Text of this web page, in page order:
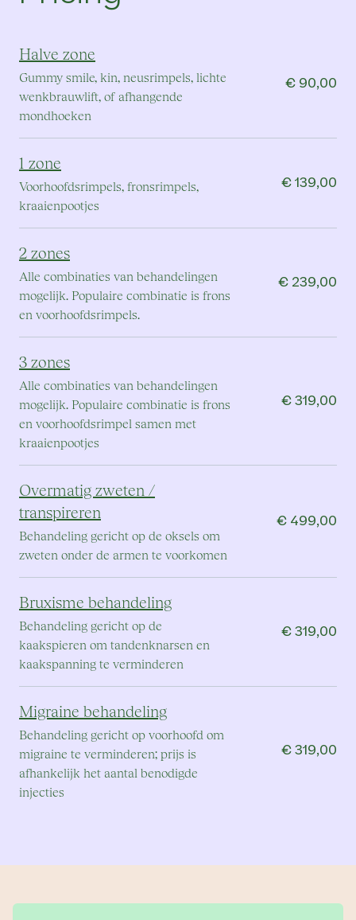
Halve zone
Gummy smile, kin, neusrimpels, lichte
wenkbrauwlift, of afhangende
mondhoeken
€ 90,00
1 zone
Voorhoofdsrimpels, fronsrimpels,
kraaienpootjes
€ 139,00
2 zones
Alle combinaties van behandelingen
mogelijk. Populaire combinatie is frons
en voorhoofdsrimpels.
€ 239,00
3 zones
Alle combinaties van behandelingen
mogelijk. Populaire combinatie is frons
en voorhoofdsrimpel samen met
kraaienpootjes
€ 319,00
Overmatig zweten /
transpireren
Behandeling gericht op de oksels om
zweten onder de armen te voorkomen
€ 499,00
Bruxisme behandeling
Behandeling gericht op de
kaakspieren om tandenknarsen en
kaakspanning te verminderen
€ 319,00
Migraine behandeling
Behandeling gericht op voorhoofd om
migraine te verminderen; prijs is
afhankelijk het aantal benodigde
injecties
€ 319,00